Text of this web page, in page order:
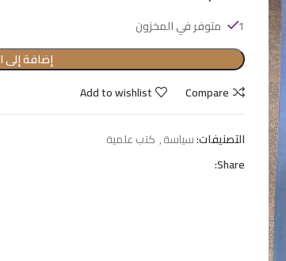
1 متوفر في المخزون
إضافة إلى
Compare
Add to wishlist
التصنيفات:سياسة, كتب علمية
Share: